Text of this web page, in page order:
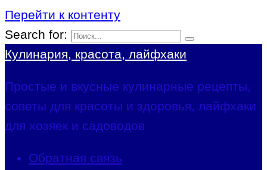
Перейти к контенту
Search for:
Кулинария, красота, лайфхаки
Простые и вкусные кулинарные рецепты,
советы для красоты и здоровья, лайфхаки
для хозяек и садоводов
Обратная связь